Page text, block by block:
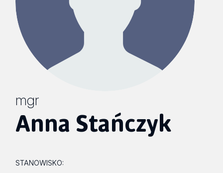
mgr
Anna Stańczyk
STANOWISKO: